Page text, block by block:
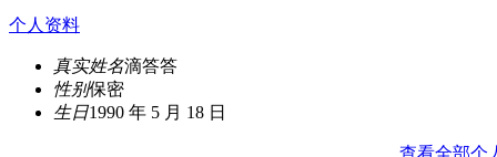
个人资料
真实姓名滴答答
性别保密
生日1990 年 5 月 18 日
查看全部个